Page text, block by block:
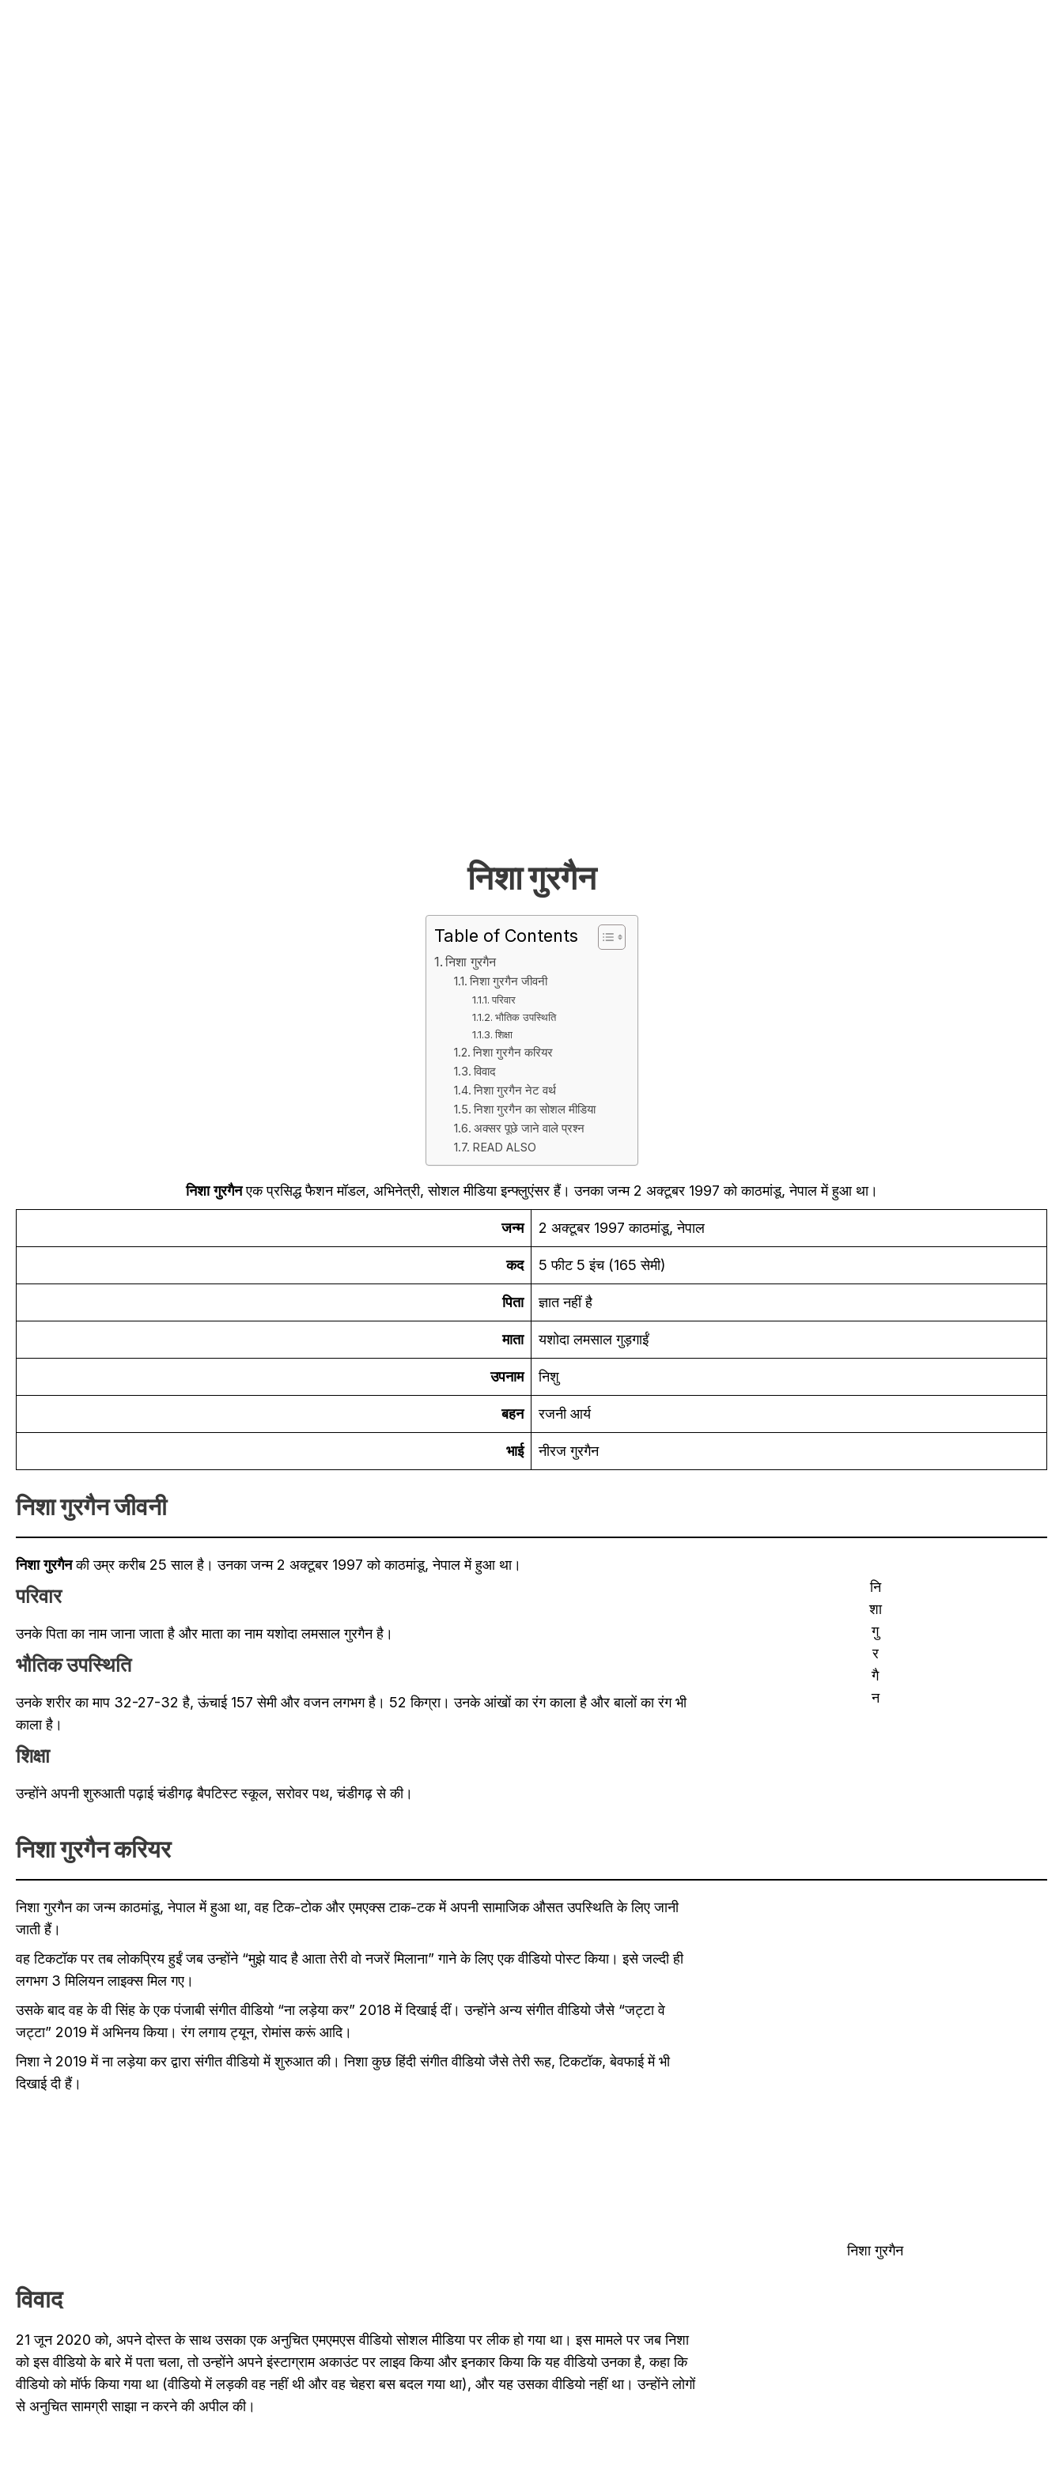
निशा गुरगैन
Table of Contents
निशा गुरगैन
निशा गुरगैन जीवनी
परिवार
भौतिक उपस्थिति
शिक्षा
निशा गुरगैन करियर
विवाद
निशा गुरगैन नेट वर्थ
निशा गुरगैन का सोशल मीडिया
अक्सर पूछे जाने वाले प्रश्न
READ ALSO
निशा गुरगैनएक प्रसिद्ध फैशन मॉडल, अभिनेत्री, सोशल मीडिया इन्फ्लुएंसर हैं। उनका जन्म 2 अक्टूबर 1997 को काठमांडू, नेपाल में हुआ था।
जन्म 2 अक्टूबर 1997 काठमांडू, नेपाल
कद 5 फीट 5 इंच (165 सेमी)
पिता ज्ञात नहीं है
माता यशोदा लमसाल गुड़गाईं
उपनाम निशु
बहन रजनी आर्य
भाई नीरज गुरगैन
निशा गुरगैन जीवनी
निशा गुरगैनकी उम्र करीब 25 साल है। उनका जन्म 2 अक्टूबर 1997 को काठमांडू, नेपाल में हुआ था।
परिवार
उनके पिता का नाम जाना जाता है और माता का नाम यशोदा लमसाल गुरगैन है।
भौतिक उपस्थिति
उनके शरीर का माप 32-27-32 है, ऊंचाई 157 सेमी और वजन लगभग है। 52 किग्रा। उनके आंखों का रंग काला है और बालों का रंग भी
काला है।
शिक्षा
उन्होंने अपनी शुरुआती पढ़ाई चंडीगढ़ बैपटिस्ट स्कूल, सरोवर पथ, चंडीगढ़ से की।
नि
शा
गु
र
गै
न
निशा गुरगैन करियर
निशा गुरगैन का जन्म काठमांडू, नेपाल में हुआ था, वह टिक-टोक और एमएक्स टाक-टक में अपनी सामाजिक औसत उपस्थिति के लिए जानी
जाती हैं।
वह टिकटॉक पर तब लोकप्रिय हुईं जब उन्होंने “मुझे याद है आता तेरी वो नजरें मिलाना” गाने के लिए एक वीडियो पोस्ट किया। इसे जल्दी ही
लगभग 3 मिलियन लाइक्स मिल गए।
उसके बाद वह के वी सिंह के एक पंजाबी संगीत वीडियो “ना लड़ेया कर” 2018 में दिखाई दीं। उन्होंने अन्य संगीत वीडियो जैसे “जट्टा वे
जट्टा” 2019 में अभिनय किया। रंग लगाय ट्यून, रोमांस करूं आदि।
निशा ने 2019 में ना लड़ेया कर द्वारा संगीत वीडियो में शुरुआत की। निशा कुछ हिंदी संगीत वीडियो जैसे तेरी रूह, टिकटॉक, बेवफाई में भी
दिखाई दी हैं।
निशा गुरगैन
विवाद
21 जून 2020 को, अपने दोस्त के साथ उसका एक अनुचित एमएमएस वीडियो सोशल मीडिया पर लीक हो गया था। इस मामले पर जब निशा
को इस वीडियो के बारे में पता चला, तो उन्होंने अपने इंस्टाग्राम अकाउंट पर लाइव किया और इनकार किया कि यह वीडियो उनका है, कहा कि
वीडियो को मॉर्फ किया गया था (वीडियो में लड़की वह नहीं थी और वह चेहरा बस बदल गया था), और यह उसका वीडियो नहीं था। उन्होंने लोगों
से अनुचित सामग्री साझा न करने की अपील की।